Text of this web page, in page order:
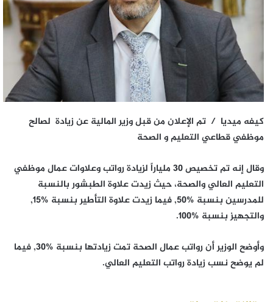
كيفه ميديا / تم الإعلان من قبل وزير المالية عن زيادة لصالح
موظفي قطاعي التعليم و الصحة
وقال إنه تم تخصيص 30 ملياراً لزيادة رواتب وعلاوات عمال موظفي
التعليم العالي والصحة، حيث زيدت علاوة الطبشور بالنسبة
للمدرسين بنسبة 50‎%‎, فيما زيدت علاوة التأطير بنسبة 15‎%‎,
والتجهيز بنسبة 100‎%‎.
وأوضح الوزير أن رواتب عمال الصحة تمت زيادتها بنسبة 30‎%‎, فيما
لم يوضح نسب زيادة رواتب التعليم العالي.